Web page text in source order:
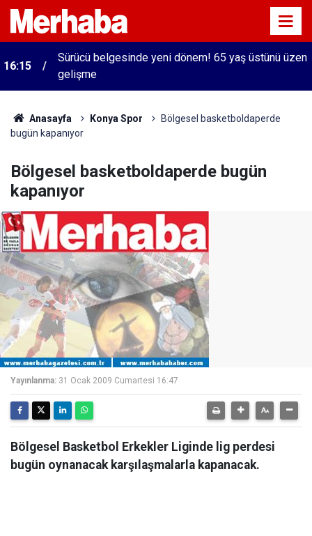
16:15
Sürücü belgesinde yeni dönem! 65 yaş üstünü üzen
gelişme
Anasayfa Konya Spor
Bölgesel basketboldaperde
bugün kapanıyor
Bölgesel basketboldaperde bugün
kapanıyor
Yayınlanma: 31 Ocak 2009 Cumartesi 16:47
Bölgesel Basketbol Erkekler Liginde lig perdesi
bugün oynanacak karşılaşmalarla kapanacak.